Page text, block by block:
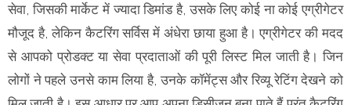
सेवा, जिसकी मार्केट में ज्यादा डिमांड है, उसके लिए कोई ना कोई एग्रीगेटर
मौजूद है, लेकिन कैटरिंग सर्विस में अंधेरा छाया हुआ है। एग्रीगेटर की मदद
से आपको प्रोडक्ट या सेवा प्रदाताओं की पूरी लिस्ट मिल जाती है। जिन
लोगों ने पहले उनसे काम लिया है, उनके कॉमेंट्स और रिव्यू रेटिंग देखने को